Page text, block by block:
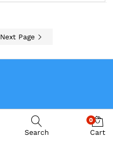
Next Page
Search
0
Cart